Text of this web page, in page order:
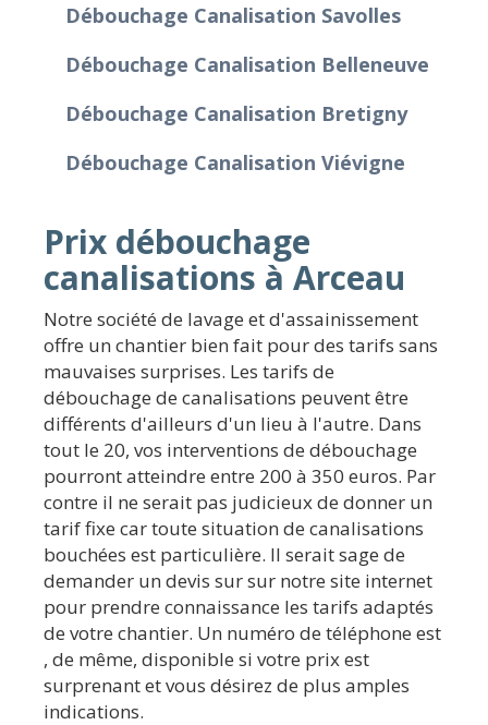
Débouchage Canalisation Savolles
Débouchage Canalisation Belleneuve
Débouchage Canalisation Bretigny
Débouchage Canalisation Viévigne
Prix débouchage
canalisations à Arceau
Notre société de lavage et d'assainissement
offre un chantier bien fait pour des tarifs sans
mauvaises surprises. Les tarifs de
débouchage de canalisations peuvent être
différents d'ailleurs d'un lieu à l'autre. Dans
tout le 20, vos interventions de débouchage
pourront atteindre entre 200 à 350 euros. Par
contre il ne serait pas judicieux de donner un
tarif fixe car toute situation de canalisations
bouchées est particulière. Il serait sage de
demander un devis sur sur notre site internet
pour prendre connaissance les tarifs adaptés
de votre chantier. Un numéro de téléphone est
, de même, disponible si votre prix est
surprenant et vous désirez de plus amples
indications.